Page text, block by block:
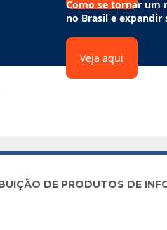
Como se tornar um
no Brasil e expandir
Veja aqui
DE PRODUTOS DE